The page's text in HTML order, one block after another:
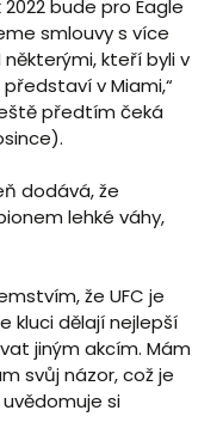
bude pro Eagle
smlouvy s více
kteří byli v
v Miami,“
předtím čeká
dodává, že
lehké váhy,
že UFC je
kluci dělají nejlepší
jiným akcím. Mám
svůj názor, což je
si